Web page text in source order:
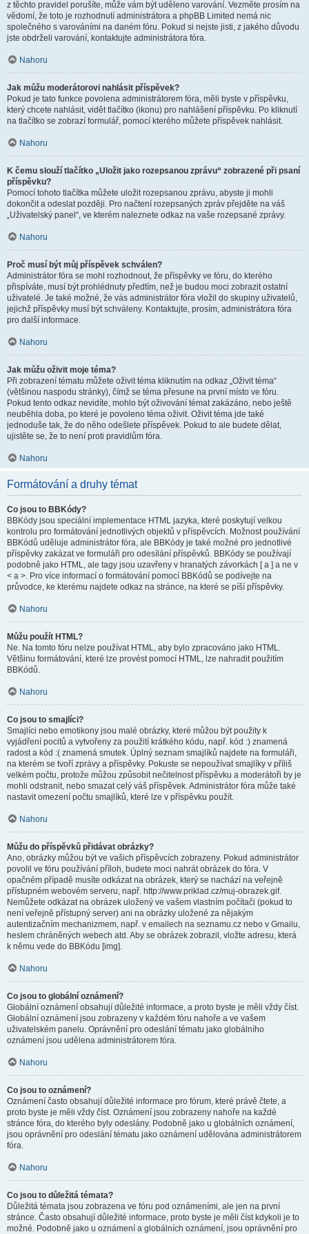
z těchto pravidel porušíte, může vám být uděleno varování. Vezměte prosím na
vědomí, že toto je rozhodnutí administrátora a phpBB Limited nemá nic
společného s varováními na daném fóru. Pokud si nejste jisti, z jakého důvodu
jste obdrželi varování, kontaktujte administrátora fóra.
Nahoru
Jak můžu moderátorovi nahlásit příspěvek?
Pokud je tato funkce povolena administrátorem fóra, měli byste v příspěvku,
který chcete nahlásit, vidět tlačítko (ikonu) pro nahlášení příspěvku. Po kliknutí
na tlačítko se zobrazí formulář, pomocí kterého můžete příspěvek nahlásit.
Nahoru
K čemu slouží tlačítko „Uložit jako rozepsanou zprávu“ zobrazené při psaní
příspěvku?
Pomocí tohoto tlačítka můžete uložit rozepsanou zprávu, abyste ji mohli
dokončit a odeslat později. Pro načtení rozepsaných zpráv přejděte na váš
„Uživatelský panel“, ve kterém naleznete odkaz na vaše rozepsané zprávy.
Nahoru
Proč musí být můj příspěvek schválen?
Administrátor fóra se mohl rozhodnout, že příspěvky ve fóru, do kterého
přispíváte, musí být prohlédnuty předtím, než je budou moci zobrazit ostatní
uživatelé. Je také možné, že vás administrátor fóra vložil do skupiny uživatelů,
jejichž příspěvky musí být schváleny. Kontaktujte, prosím, administrátora fóra
pro další informace.
Nahoru
Jak můžu oživit moje téma?
Při zobrazení tématu můžete oživit téma kliknutím na odkaz „Oživit téma“
(většinou naspodu stránky), čímž se téma přesune na první místo ve fóru.
Pokud tento odkaz nevidíte, mohlo být oživování témat zakázáno, nebo ještě
neuběhla doba, po které je povoleno téma oživit. Oživit téma jde také
jednoduše tak, že do něho odešlete příspěvek. Pokud to ale budete dělat,
ujistěte se, že to není proti pravidlům fóra.
Nahoru
Formátování a druhy témat
Co jsou to BBKódy?
BBKódy jsou speciální implementace HTML jazyka, které poskytují velkou
kontrolu pro formátování jednotlivých objektů v příspěvcích. Možnost používání
BBKódů uděluje administrátor fóra, ale BBKódy je také možné pro jednotlivé
příspěvky zakázat ve formuláři pro odesílání příspěvků. BBKódy se používají
podobně jako HTML, ale tagy jsou uzavřeny v hranatých závorkách [ a ] a ne v
< a >. Pro více informací o formátování pomocí BBKódů se podívejte na
průvodce, ke kterému najdete odkaz na stránce, na které se píší příspěvky.
Nahoru
Můžu použít HTML?
Ne. Na tomto fóru nelze používat HTML, aby bylo zpracováno jako HTML.
Většinu formátování, které lze provést pomocí HTML, lze nahradit použitím
BBKódů.
Nahoru
Co jsou to smajlíci?
Smajlíci nebo emotikony jsou malé obrázky, které můžou být použity k
vyjádření pocitů a vytvořeny za použití krátkého kódu, např. kód :) znamená
radost a kód :( znamená smutek. Úplný seznam smajlíků najdete na formuláři,
na kterém se tvoří zprávy a příspěvky. Pokuste se nepoužívat smajlíky v příliš
velkém počtu, protože můžou způsobit nečitelnost příspěvku a moderátoři by je
mohli odstranit, nebo smazat celý váš příspěvek. Administrátor fóra může také
nastavit omezení počtu smajlíků, které lze v příspěvku použít.
Nahoru
Můžu do příspěvků přidávat obrázky?
Ano, obrázky můžou být ve vašich příspěvcích zobrazeny. Pokud administrátor
povolil ve fóru používání příloh, budete moci nahrát obrázek do fóra. V
opačném případě musíte odkázat na obrázek, který se nachází na veřejně
přístupném webovém serveru, např. http://www.priklad.cz/muj-obrazek.gif.
Nemůžete odkázat na obrázek uložený ve vašem vlastním počítači (pokud to
není veřejně přístupný server) ani na obrázky uložené za nějakým
autentizačním mechanizmem, např. v emailech na seznamu.cz nebo v Gmailu,
heslem chráněných webech atd. Aby se obrázek zobrazil, vložte adresu, která
k němu vede do BBKódu [img].
Nahoru
Co jsou to globální oznámení?
Globální oznámení obsahují důležité informace, a proto byste je měli vždy číst.
Globální oznámení jsou zobrazeny v každém fóru nahoře a ve vašem
uživatelském panelu. Oprávnění pro odeslání tématu jako globálního
oznámení jsou udělena administrátorem fóra.
Nahoru
Co jsou to oznámení?
Oznámení často obsahují důležité informace pro fórum, které právě čtete, a
proto byste je měli vždy číst. Oznámení jsou zobrazeny nahoře na každé
stránce fóra, do kterého byly odeslány. Podobně jako u globálních oznámení,
jsou oprávnění pro odeslání tématu jako oznámení udělována administrátorem
fóra.
Nahoru
Co jsou to důležitá témata?
Důležitá témata jsou zobrazena ve fóru pod oznámeními, ale jen na první
stránce. Často obsahují důležité informace, proto byste je měli číst kdykoli je to
možné. Podobně jako u oznámení a globálních oznámení, jsou oprávnění pro